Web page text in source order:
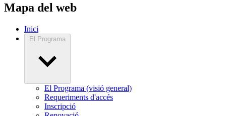
Mapa del web
Inici
El Programa
El Programa (visió general)
Requeriments d'accés
Inscripció